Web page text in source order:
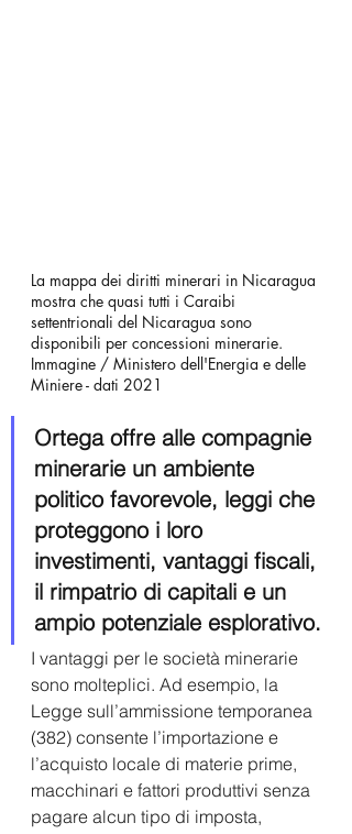
La mappa dei diritti minerari in Nicaragua
mostra che quasi tutti i Caraibi
settentrionali del Nicaragua sono
disponibili per concessioni minerarie.
Immagine / Ministero dell'Energia e delle
Miniere - dati 2021
Ortega offre alle compagnie
minerarie un ambiente
politico favorevole, leggi che
proteggono i loro
investimenti, vantaggi fiscali,
il rimpatrio di capitali e un
ampio potenziale esplorativo.
I vantaggi per le società minerarie
sono molteplici. Ad esempio, la
Legge sull’ammissione temporanea
(382) consente l’importazione e
l’acquisto locale di materie prime,
macchinari e fattori produttivi senza
pagare alcun tipo di imposta,